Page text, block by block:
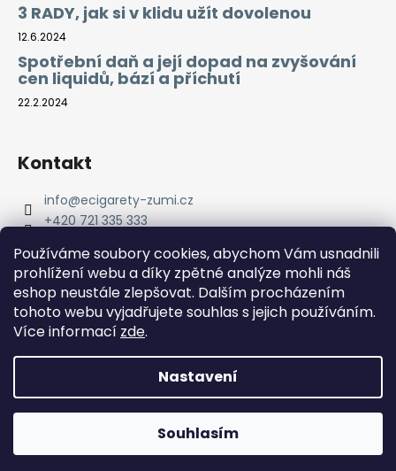
Používáme soubory cookies, abychom Vám usnadnili
prohlížení webu a díky zpětné analýze mohli náš
eshop neustále zlepšovat. Dalším procházením
tohoto webu vyjadřujete souhlas s jejich používáním.
Více informací zde.
Nastavení
Souhlasím
Doprava ZDARMA od 2000 Kč! Dárek k objednávce od 2500
3 RADY, jak si v klidu užít dovolenou
12.6.2024
Spotřební daň a její dopad na zvyšování
cen liquidů, bází a příchutí
22.2.2024
Kontakt
info@ecigarety-zumi.cz
+420 721 335 333
Copyright 2026eCigarety ZUMI. Všechna práva
vyhrazena.